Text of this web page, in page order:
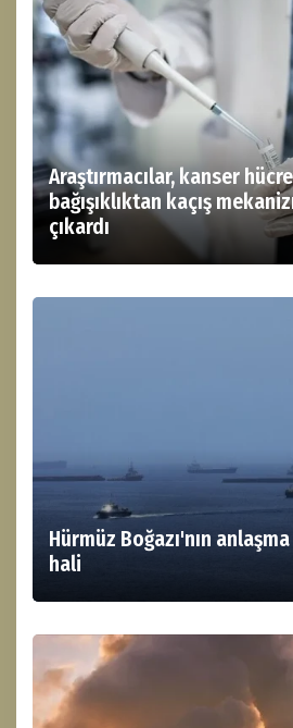
Araştırmacılar, kanser
bağışıklıktan kaçış
çıkardı
Hürmüz Boğazı'nın
hali